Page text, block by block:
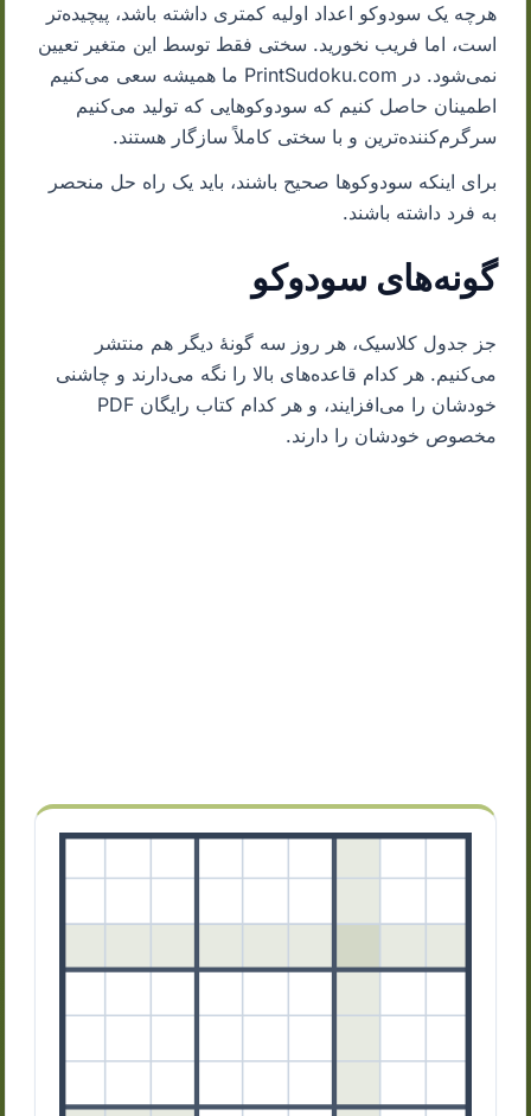
هرچه یک سودوکو اعداد اولیه کمتری داشته باشد، پیچیده‌تر
است، اما فریب نخورید. سختی فقط توسط این متغیر تعیین
نمی‌شود. در PrintSudoku.com ما همیشه سعی می‌کنیم
اطمینان حاصل کنیم که سودوکوهایی که تولید می‌کنیم
سرگرم‌کننده‌ترین و با سختی کاملاً سازگار هستند.
برای اینکه سودوکوها صحیح باشند، باید یک راه حل منحصر
به فرد داشته باشند.
گونه‌های سودوکو
جز جدول کلاسیک، هر روز سه گونهٔ دیگر هم منتشر
می‌کنیم. هر کدام قاعده‌های بالا را نگه می‌دارند و چاشنی
خودشان را می‌افزایند، و هر کدام کتاب رایگان PDF
مخصوص خودشان را دارند.